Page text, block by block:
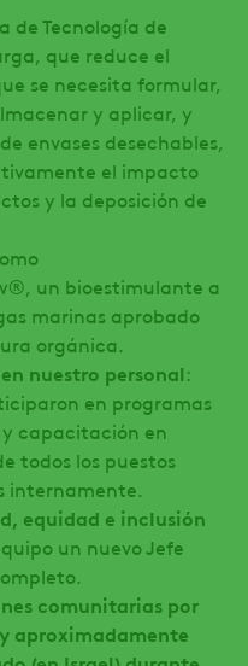
de Tecnología de
que reduce el
se necesita formular,
y aplicar, y
envases desechables,
el impacto
y la deposición de
un bioestimulante a
marinas aprobado
orgánica.
nuestro personal:
en programas
capacitación en
todos los puestos
internamente.
equidad e inclusión
un nuevo Jefe
comunitarias por
aproximadamente